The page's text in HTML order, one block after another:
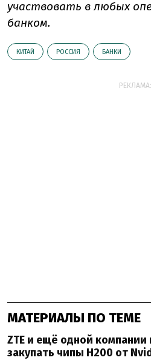
участвовать в любых
банком.
КИТАЙ РОССИЯ БАНКИ
РЕКЛАМА:
МАТЕРИАЛЫ ПО ТЕМЕ
ZTE и ещё одной
закупать чипы H200 от